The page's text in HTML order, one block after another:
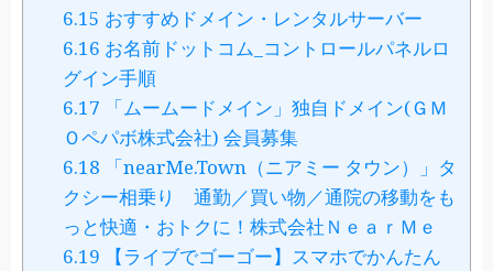
6.15 おすすめドメイン・レンタルサーバー
6.16 お名前ドットコム_コントロールパネルロ
グイン手順
6.17 「ムームードメイン」独自ドメイン(ＧＭ
Ｏペパボ株式会社) 会員募集
6.18 「nearMe.Town（ニアミー タウン）」タ
クシー相乗り 通勤／買い物／通院の移動をも
っと快適・おトクに！株式会社ＮｅａｒＭｅ
6.19 【ライブでゴーゴー】スマホでかんたん